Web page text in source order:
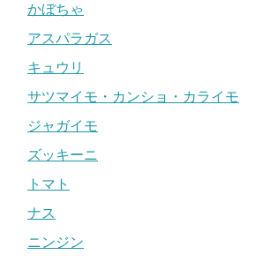
かぼちゃ
アスパラガス
キュウリ
サツマイモ・カンショ・カライモ
ジャガイモ
ズッキーニ
トマト
ナス
ニンジン